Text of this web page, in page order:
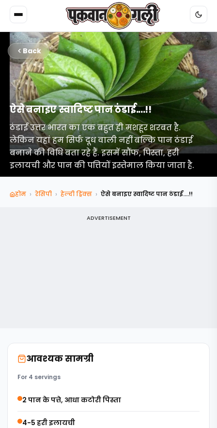
Back
ऐसे बनाइए स्वादिष्ट पान ठंडाई....!!
ठंडाई उत्तर भारत का एक बहुत ही मशहूर शरबत है.
लेकिन यहां हम सिर्फ दूध वाली नहीं बल्कि पान ठंडाई
बनाने की विधि बता रहे हैं. इसमें सौंफ, पिस्ता, हरी
इलायची और पान की पत्तियों इस्तेमाल किया जाता है.
होम › रेसिपी › हेल्दी ड्रिंक्स › ऐसे बनाइए स्वादिष्ट पान ठंडाई....!!
ADVERTISEMENT
आवश्यक सामग्री
For 4 servings
2 पान के पत्ते, आधा कटोरी पिस्ता
4-5 हरी इलायची